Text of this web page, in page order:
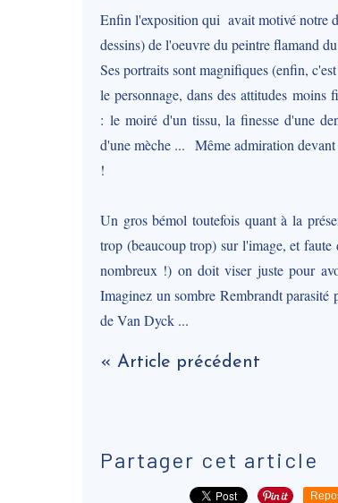
Enfin l'exposition qui avait motivé notre
dessins) de l'oeuvre du peintre flamand
Ses portraits sont magnifiques (enfin,
le personnage, dans des attitudes moins
: le moiré d'un tissu, la finesse d'une
d'une mèche ... Même admiration
!
Un gros bémol toutefois quant à la
trop (beaucoup trop) sur l'image, et
nombreux !) on doit viser juste pour
Imaginez un sombre Rembrandt
de Van Dyck ...
« Article précédent
Partager cet article